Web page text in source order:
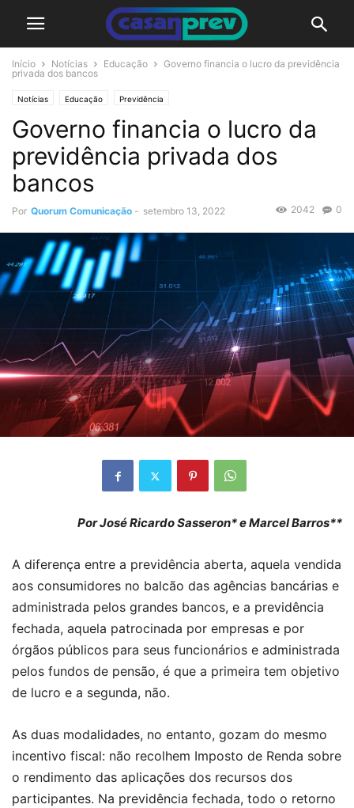
Início Notícias Educação
Governo financia o lucro da previdência
privada dos bancos
Notícias Educação Previdência
Governo financia o lucro da
previdência privada dos
bancos
Por Quorum Comunicação - setembro 13, 2022 0
2042
Por José Ricardo Sasseron* e Marcel Barros**
A diferença entre a previdência aberta, aquela vendida
aos consumidores no balcão das agências bancárias e
administrada pelos grandes bancos, e a previdência
fechada, aquela patrocinada por empresas e por
órgãos públicos para seus funcionários e administrada
pelos fundos de pensão, é que a primeira tem objetivo
de lucro e a segunda, não.
As duas modalidades, no entanto, gozam do mesmo
incentivo fiscal: não recolhem Imposto de Renda sobre
o rendimento das aplicações dos recursos dos
participantes. Na previdência fechada, todo o retorno